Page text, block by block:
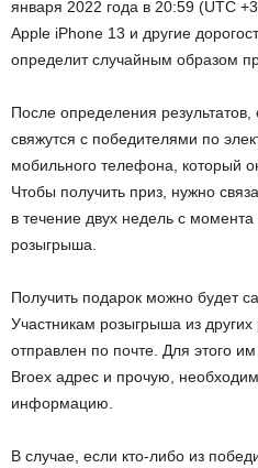
января 2022 года в 20:59 (UTC
Apple iPhone 13 и другие
определит случайным образом
После определения результатов,
свяжутся с победителями по
мобильного телефона, который
Чтобы получить приз, нужно
в течение двух недель с момента
розыгрыша.
Получить подарок можно будет
Участникам розыгрыша из других
отправлен по почте. Для этого
Broex адрес и прочую,
информацию.
В случае, если кто-либо из